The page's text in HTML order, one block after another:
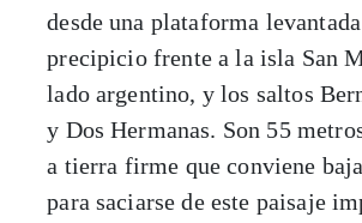
desde una plataforma
precipicio frente a la isla San
lado argentino, y los saltos
y Dos Hermanas. Son 55
a tierra firme que conviene
para saciarse de este paisaje